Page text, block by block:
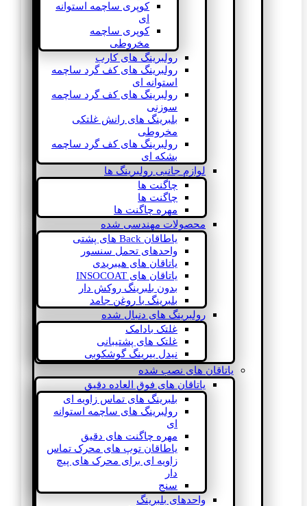
کوپری ساچمه استوانه
ای
کوپری ساچمه
مخروطی
رولبرینگ های کارب
رولبرینگ های کف گرد ساچمه
استوانه ای
رولبرینگ های کف گرد ساچمه
سوزنی
بلبرینگ های رانش غلتکی
مخروطی
رولبرینگ های کف گرد ساچمه
بشکه ای
لوازم جانبی رولبرینگ ها
چاگنت ها
چاگنت ها
مهره چاگنت ها
محصولات مهندسی شده
یاطاقان Back های پشتی
واحدهای تحمل سنسور
یاتاقان های هیبریدی
یاتاقان های INSOCOAT
بدون بلبرینگ روکش دار
بلبرینگ با روغن جامد
رولبرینگ های دنبال شده
غلتک بادامک
غلتک های پشتیبانی
نیدل بیرینگ گوشکوبی
یاتاقان های نصب شده
یاتاقان های فوق العاده دقیق
بلبرینگ های تماس زاویه ای
رولبرینگ های ساچمه استوانه
ای
مهره چاگنت های دقیق
یاطاقان توپ های محرک تماس
زاویه ای برای محرک های پیچ
دار
سنج
واحدهای بلبرینگ